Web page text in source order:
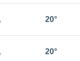
20°
20°